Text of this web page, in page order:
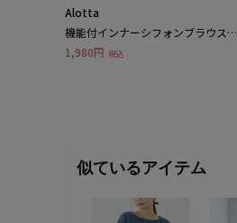
Alotta
機能付インナーシフォンブラウス
大きいサイズ レディース
1,980円 税込